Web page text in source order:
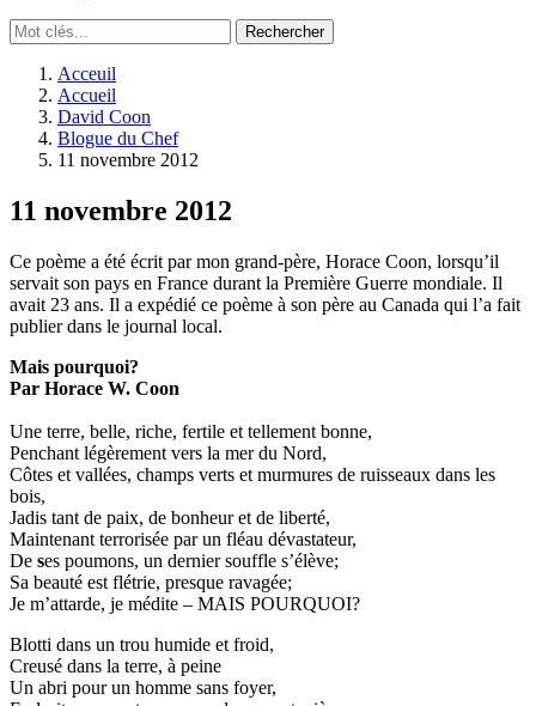
Acceuil
Accueil
David Coon
Blogue du Chef
11 novembre 2012
11 novembre 2012
Ce poème a été écrit par mon grand-père, Horace Coon, lorsqu’il
servait son pays en France durant la Première Guerre mondiale. Il
avait 23 ans. Il a expédié ce poème à son père au Canada qui l’a fait
publier dans le journal local.
Mais pourquoi?
Par Horace W. Coon
Une terre, belle, riche, fertile et tellement bonne,
Penchant légèrement vers la mer du Nord,
Côtes et vallées, champs verts et murmures de ruisseaux dans les
bois,
Jadis tant de paix, de bonheur et de liberté,
Maintenant terrorisée par un fléau dévastateur,
De ses poumons, un dernier souffle s’élève;
Sa beauté est flétrie, presque ravagée;
Je m’attarde, je médite – MAIS POURQUOI?
Blotti dans un trou humide et froid,
Creusé dans la terre, à peine
Un abri pour un homme sans foyer,